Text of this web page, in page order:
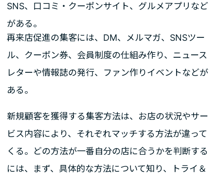
SNS、口コミ・クーポンサイト、グルメアプリなど
がある。
再来店促進の集客には、DM、メルマガ、SNSツー
ル、クーポン券、会員制度の仕組み作り、ニュース
レターや情報誌の発行、ファン作りイベントなどが
ある。
新規顧客を獲得する集客方法は、お店の状況やサー
ビス内容により、それぞれマッチする方法が違って
くる。どの方法が一番自分の店に合うかを判断する
には、まず、具体的な方法について知り、トライ＆